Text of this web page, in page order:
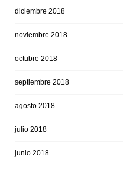
diciembre 2018
noviembre 2018
octubre 2018
septiembre 2018
agosto 2018
julio 2018
junio 2018